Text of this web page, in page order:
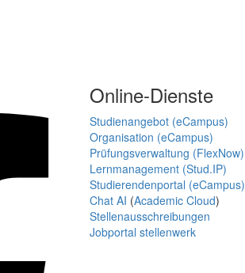
Online-Dienste
Studienangebot (eCampus)
Organisation (eCampus)
Prüfungsverwaltung (FlexNow)
Lernmanagement (Stud.IP)
Studierendenportal (eCampus)
Chat AI (Academic Cloud)
Stellenausschreibungen
Jobportal stellenwerk